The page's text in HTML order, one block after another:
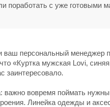
поработать с уже готовыми
ваш персональный менеджер
«Куртка мужская Lovi,
заинтересовало.
важно вовремя поймать
Линейка одежды и